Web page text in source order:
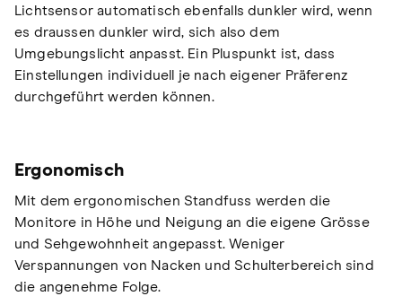
Lichtsensor automatisch ebenfalls dunkler wird, wenn
es draussen dunkler wird, sich also dem
Umgebungslicht anpasst. Ein Pluspunkt ist, dass
Einstellungen individuell je nach eigener Präferenz
durchgeführt werden können.
Ergonomisch
Mit dem ergonomischen Standfuss werden die
Monitore in Höhe und Neigung an die eigene Grösse
und Sehgewohnheit angepasst. Weniger
Verspannungen von Nacken und Schulterbereich sind
die angenehme Folge.